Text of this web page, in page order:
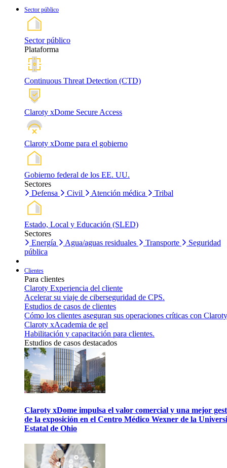
Sector público
Sector público
Plataforma
Continuous Threat Detection (CTD)
Claroty xDome Secure Access
Claroty xDome para el gobierno
Gobierno federal de los EE. UU.
Sectores
Defensa
Civil Atención médica Tribal
Estado, Local y Educación (SLED)
Sectores
Energía
Agua/aguas residuales Transporte
Seguridad
pública
Clientes
Para clientes
Claroty Experiencia del cliente
Acelerar su viaje de ciberseguridad de CPS.
Estudios de casos de clientes
Cómo los clientes aseguran sus operaciones críticas con
Claroty xAcademia de gel
Habilitación y capacitación para clientes.
Estudios de casos destacados
Claroty xDome impulsa el valor comercial y una mejor
de la exposición en el Centro Médico Wexner de la
Estatal de Ohio